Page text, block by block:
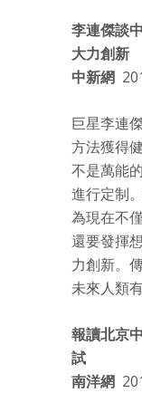
李連傑談
大力創新
中新網
巨星李連
方法獲得
不是萬能
進行定制
為現在不
還要發揮
力創新。
未來人類
報讀北京
試
南洋網